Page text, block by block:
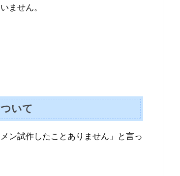
ません。
いて
ン試作したことありません」と言っ